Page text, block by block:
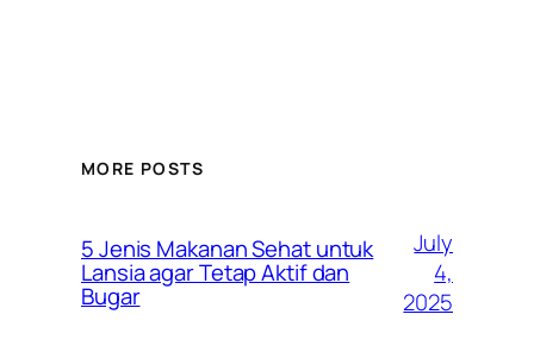
MORE POSTS
5 Jenis Makanan Sehat untuk
Lansia agar Tetap Aktif dan
Bugar
July
4,
2025